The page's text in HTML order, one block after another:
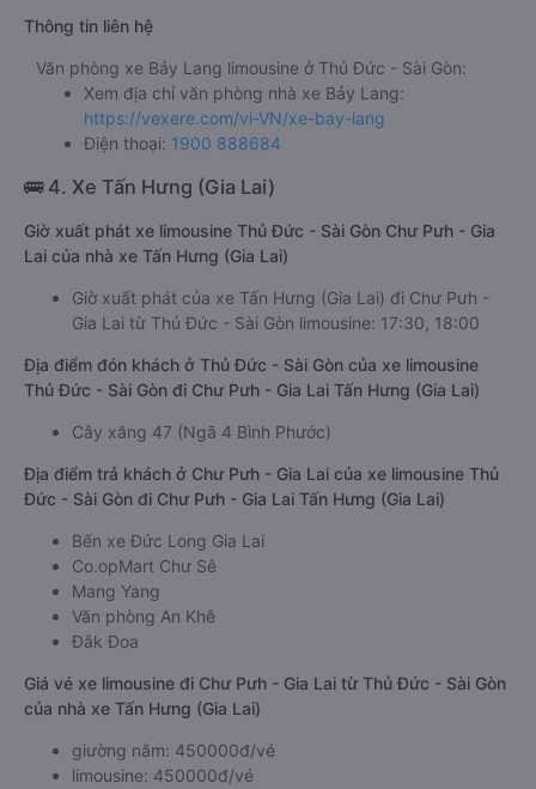
Thông tin liên hệ
Văn phòng xe Bảy Lang limousine ở Thủ Đức - Sài Gòn:
Xem địa chỉ văn phòng nhà xe Bảy Lang:
https://vexere.com/vi-VN/xe-bay-lang
Điện thoại: 1900 888684
🚌 4. Xe Tấn Hưng (Gia Lai)
Giờ xuất phát xe limousine Thủ Đức - Sài Gòn Chư Pưh - Gia
Lai của nhà xe Tấn Hưng (Gia Lai)
Giờ xuất phát của xe Tấn Hưng (Gia Lai) đi Chư Pưh -
Gia Lai từ Thủ Đức - Sài Gòn limousine: 17:30, 18:00
Địa điểm đón khách ở Thủ Đức - Sài Gòn của xe limousine
Thủ Đức - Sài Gòn đi Chư Pưh - Gia Lai Tấn Hưng (Gia Lai)
Cây xăng 47 (Ngã 4 Bình Phước)
Địa điểm trả khách ở Chư Pưh - Gia Lai của xe limousine Thủ
Đức - Sài Gòn đi Chư Pưh - Gia Lai Tấn Hưng (Gia Lai)
Bến xe Đức Long Gia Lai
Co.opMart Chư Sê
Mang Yang
Văn phòng An Khê
Đắk Đoa
Giá vé xe limousine đi Chư Pưh - Gia Lai từ Thủ Đức - Sài Gòn
của nhà xe Tấn Hưng (Gia Lai)
giường nằm: 450000đ/vé
limousine: 450000đ/vé